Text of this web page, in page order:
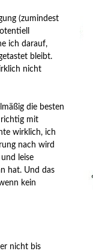
(zumindest
ich darauf,
bleibt.
nicht
die besten
richtig mit
wirklich, ich
nach wird
leise
hat. Und das
kein
nicht bis